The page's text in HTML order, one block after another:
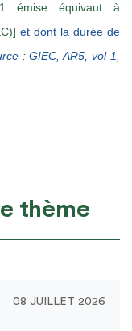
émise équivaut à
et dont la durée de
: GIEC, AR5, vol 1,
thème
08 JUILLET 2026